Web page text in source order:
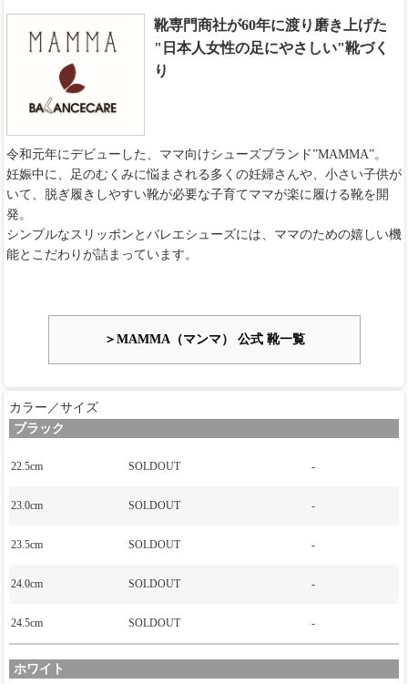
靴専門商社が60年に渡り磨き上げた
"日本人女性の足にやさしい"靴づく
り
令和元年にデビューした、ママ向けシューズブランド”MAMMA”。
妊娠中に、足のむくみに悩まされる多くの妊婦さんや、小さい子供が
いて、脱ぎ履きしやすい靴が必要な子育てママが楽に履ける靴を開
発。
シンプルなスリッポンとバレエシューズには、ママのための嬉しい機
能とこだわりが詰まっています。
＞MAMMA（マンマ） 公式 靴一覧
カラー／サイズ
ブラック
22.5cm SOLDOUT -
23.0cm SOLDOUT -
23.5cm SOLDOUT -
24.0cm SOLDOUT -
24.5cm SOLDOUT -
ホワイト